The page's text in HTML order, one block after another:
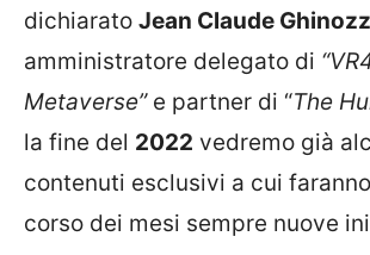
dichiarato Jean Claude
amministratore delegato di
Metaverse”e partner di “The
la fine del 2022 vedremo già
contenuti esclusivi a cui
corso dei mesi sempre nuove